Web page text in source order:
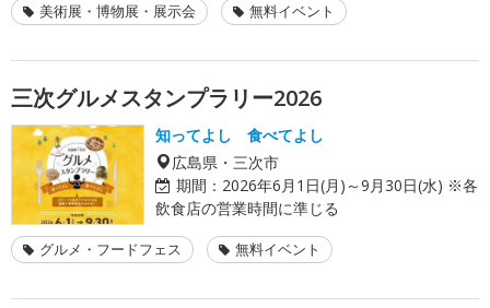
美術展・博物展・展示会 無料イベント
三次グルメスタンプラリー2026
知ってよし 食べてよし
広島県・三次市
期間： 2026年6月1日(月)～9月30日(水) ※各
飲食店の営業時間に準じる
グルメ・フードフェス 無料イベント